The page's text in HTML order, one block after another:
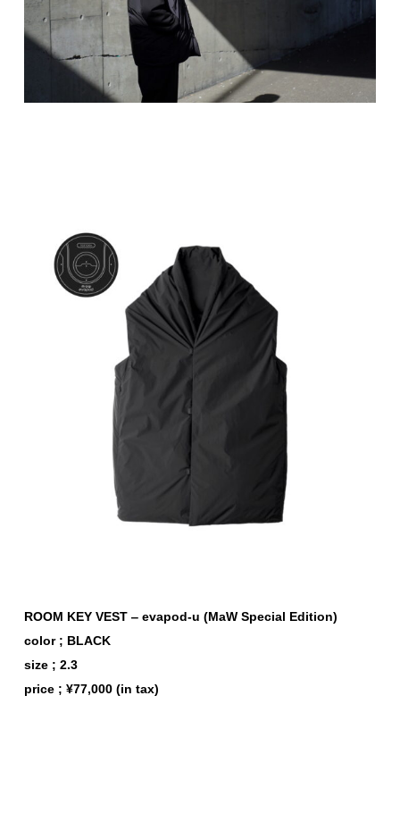
ROOM KEY VEST ‒ evapod-u (MaW Special Edition)
color ; BLACK
size ; 2.3
price ; ¥77,000 (in tax)